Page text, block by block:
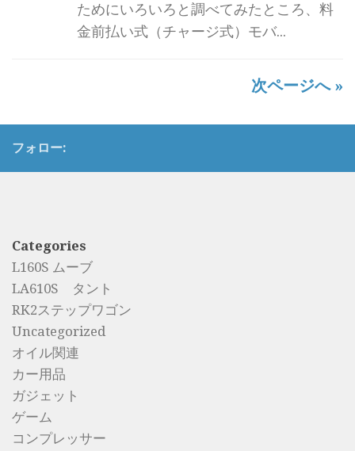
ためにいろいろと調べてみたところ、料
金前払い式（チャージ式）モバ...
次ページへ »
フォロー:
Categories
L160S ムーブ
LA610S タント
RK2ステップワゴン
Uncategorized
オイル関連
カー用品
ガジェット
ゲーム
コンプレッサー